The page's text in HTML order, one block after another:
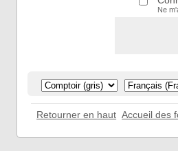
Ne
Retourner en haut Accueil des